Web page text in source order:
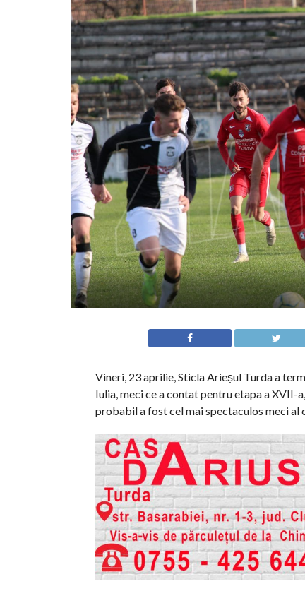
Vineri, 23 aprilie, Sticla Arieșul Turda a
Iulia, meci ce a contat pentru etapa a XVII-
probabil a fost cel mai spectaculos meci al